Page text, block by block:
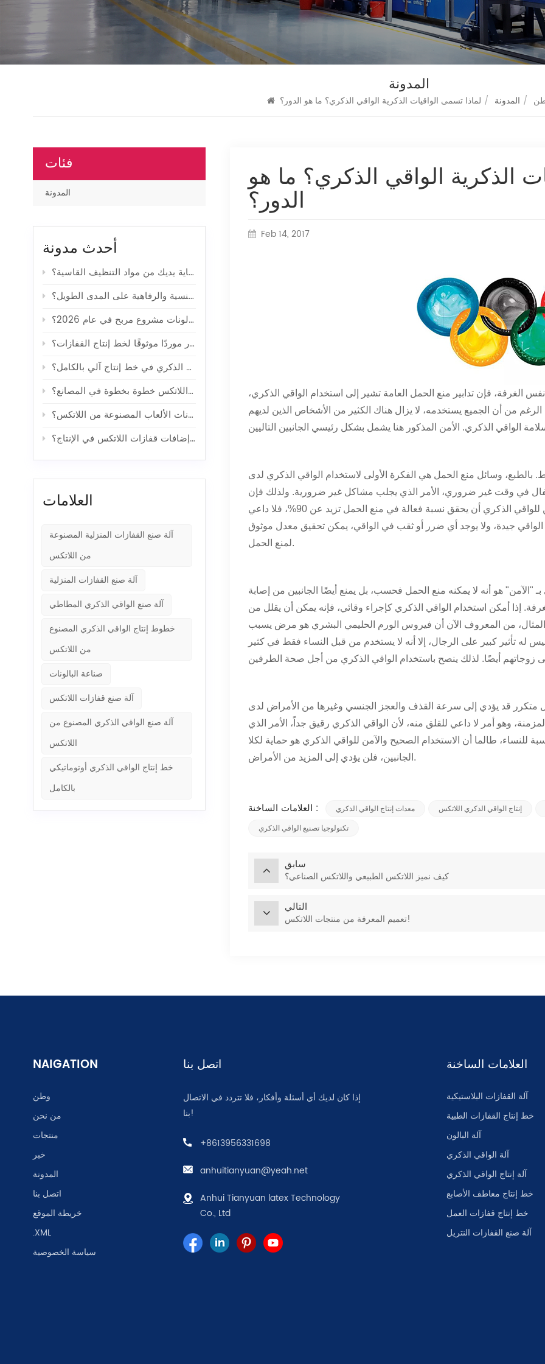
المدونة
/ المدونة / لماذا تسمى الواقيات الذكرية الواقي الذكري؟ ما هو الدور؟
الذكرية الواقي الذكري؟ ما هو
الدور؟
Feb 14, 2017
الغرفة، فإن تدابير منع الحمل العامة تشير إلى استخدام الواقي الذكري،
الرغم من أن الجميع يستخدمه، لا يزال هناك الكثير من الأشخاص الذين لديهم
بالطبع، وسائل منع الحمل هي الفكرة الأولى لاستخدام الواقي الذكري لدى
في وقت غير ضروري، الأمر الذي يجلب مشاكل غير ضرورية. ولذلك فإن
استخدام الواقي الذكري، إذا كان من هذا المنطلق يمكن للواقي الذكري أن يحقق نسبة فعالة في منع الحمل تزيد عن 90%، فلا داعي
جيدة، ولا يوجد أي ضرر أو ثقب في الواقي، يمكن تحقيق معدل موثوق
لمنع الحمل.
"الآمن" هو أنه لا يمكنه منع الحمل فحسب، بل يمنع أيضًا الجانبين من إصابة
إذا أمكن استخدام الواقي الذكري كإجراء وقائي، فإنه يمكن أن يقلل من
المثال، من المعروف الآن أن فيروس الورم الحليمي البشري هو مرض يسبب
تأثير كبير على الرجال، إلا أنه لا يستخدم من قبل النساء فقط في كثير
متكرر قد يؤدي إلى سرعة القذف والعجز الجنسي وغيرها من الأمراض لدى
وهو أمر لا داعي للقلق منه، لأن الواقي الذكري رقيق جداً، الأمر الذي
للنساء، طالما أن الاستخدام الصحيح والآمن للواقي الذكري هو حماية لكلا
الجانبين، فلن يؤدي إلى المزيد من الأمراض.
العلامات الساخنة : معدات إنتاج الواقي الذكري إنتاج الواقي الذكري اللاتكس
تكنولوجيا تصنيع الواقي الذكري
سابق
كيف نميز اللاتكس الطبيعي واللاتكس الصناعي؟
التالي
تعميم المعرفة من منتجات اللاتكس!
فئات
المدونة
أحدث مدونة
كيف تساعد القفازات المنزلية في حماية يديك من مواد التنظيف القاسية؟
كيف تؤثر وسائل منع الحمل على الصحة الجنسية والرفاهية على المدى الطويل؟
هل صناعة البالونات مشروع مربح في عام 2026؟
كيف تختار موردًا موثوقًا لخط إنتاج القفازات؟
كيف يتم تصنيع الواقي الذكري في خط إنتاج آلي بالكامل؟
كيف تُصنع قفازات اللاتكس خطوة بخطوة في المصانع؟
ما هي التطورات التكنولوجية التي حسّنت من كفاءة إنتاج بالونات الألعاب المصنوعة من اللاتكس؟
ما هي فوائد استخدام إضافات قفازات اللاتكس في الإنتاج؟
العلامات
آلة صنع القفازات المنزلية المصنوعة
من اللاتكس
آلة صنع القفازات المنزلية
آلة صنع الواقي الذكري المطاطي
خطوط إنتاج الواقي الذكري المصنوع
من اللاتكس
صناعة البالونات
آلة صنع قفازات اللاتكس
آلة صنع الواقي الذكري المصنوع من
اللاتكس
خط إنتاج الواقي الذكري أوتوماتيكي
بالكامل
NAIGATION
وطن
من نحن
منتجات
خبر
المدونة
اتصل بنا
خريطة الموقع
.XML
سياسة الخصوصية
اتصل بنا
إذا كان لديك أي أسئلة وأفكار، فلا تتردد في الاتصال
بنا!
+8613956331698
anhuitianyuan@yeah.net
Anhui Tianyuan latex Technology
Co., Ltd
العلامات الساخنة
آلة القفازات البلاستيكية
خط إنتاج القفازات الطبية
آلة البالون
آلة الواقي الذكري
آلة إنتاج الواقي الذكري
خط إنتاج معاطف الأصابع
خط إنتاج قفازات العمل
آلة صنع القفازات النتريل